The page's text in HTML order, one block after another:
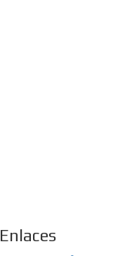
Enlaces